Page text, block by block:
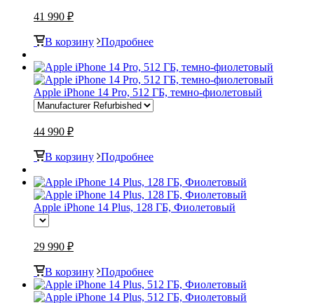
41 990 ₽
В корзину Подробнее
Apple iPhone 14 Pro, 512 ГБ, темно-фиолетовый
44 990 ₽
В корзину Подробнее
Apple iPhone 14 Plus, 128 ГБ, Фиолетовый
29 990 ₽
В корзину Подробнее